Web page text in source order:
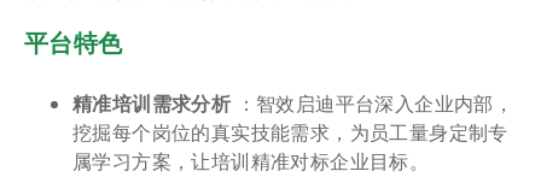
平台特色
精准培训需求分析 ：智效启迪平台深入企业内部，
挖掘每个岗位的真实技能需求，为员工量身定制专
属学习方案，让培训精准对标企业目标。